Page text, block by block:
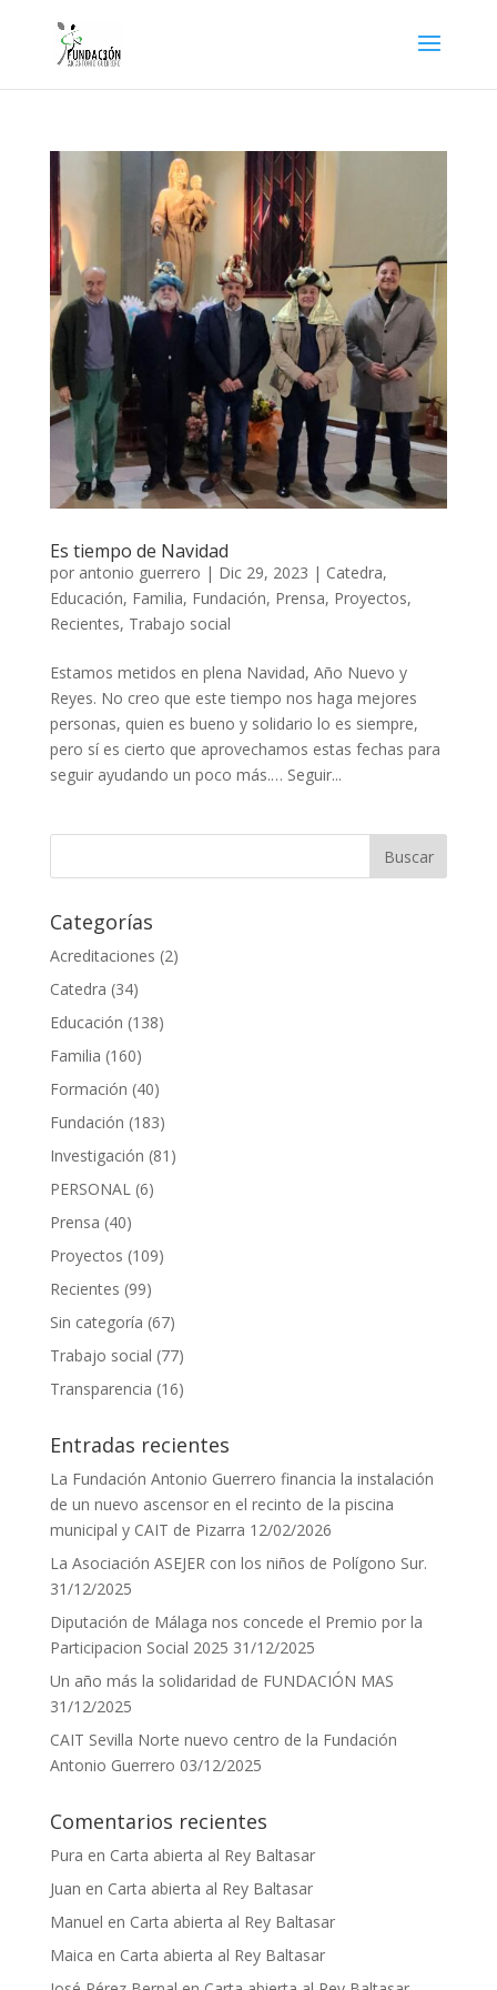
Es tiempo de Navidad
por antonio guerrero | Dic 29, 2023 | Catedra,
Educación, Familia, Fundación, Prensa, Proyectos,
Recientes, Trabajo social
Estamos metidos en plena Navidad, Año Nuevo y
Reyes. No creo que este tiempo nos haga mejores
personas, quien es bueno y solidario lo es siempre,
pero sí es cierto que aprovechamos estas fechas para
seguir ayudando un poco más.… Seguir...
Categorías
Acreditaciones (2)
Catedra (34)
Educación (138)
Familia (160)
Formación (40)
Fundación (183)
Investigación (81)
PERSONAL (6)
Prensa (40)
Proyectos (109)
Recientes (99)
Sin categoría (67)
Trabajo social (77)
Transparencia (16)
Entradas recientes
La Fundación Antonio Guerrero financia la instalación
de un nuevo ascensor en el recinto de la piscina
municipal y CAIT de Pizarra 12/02/2026
La Asociación ASEJER con los niños de Polígono Sur.
31/12/2025
Diputación de Málaga nos concede el Premio por la
Participacion Social 2025 31/12/2025
Un año más la solidaridad de FUNDACIÓN MAS
31/12/2025
CAIT Sevilla Norte nuevo centro de la Fundación
Antonio Guerrero 03/12/2025
Comentarios recientes
Pura en Carta abierta al Rey Baltasar
Juan en Carta abierta al Rey Baltasar
Manuel en Carta abierta al Rey Baltasar
Maica en Carta abierta al Rey Baltasar